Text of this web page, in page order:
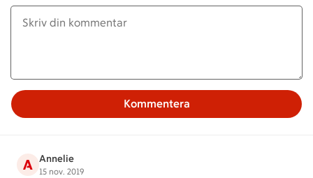
Kommentera
A Annelie
15 nov. 2019